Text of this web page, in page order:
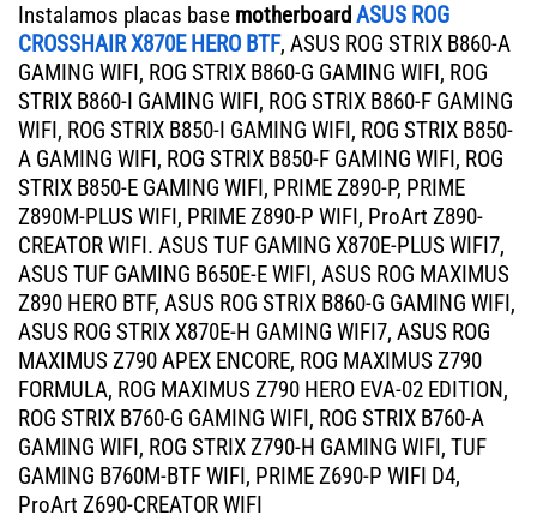
Instalamos placas base motherboardASUS ROG
CROSSHAIR X870E HERO BTF, ASUS ROG STRIX B860-A
GAMING WIFI, ROG STRIX B860-G GAMING WIFI, ROG
STRIX B860-I GAMING WIFI, ROG STRIX B860-F GAMING
WIFI, ROG STRIX B850-I GAMING WIFI, ROG STRIX B850-
A GAMING WIFI, ROG STRIX B850-F GAMING WIFI, ROG
STRIX B850-E GAMING WIFI, PRIME Z890-P, PRIME
Z890M-PLUS WIFI, PRIME Z890-P WIFI, ProArt Z890-
CREATOR WIFI. ASUS TUF GAMING X870E-PLUS WIFI7,
ASUS TUF GAMING B650E-E WIFI, ASUS ROG MAXIMUS
Z890 HERO BTF, ASUS ROG STRIX B860-G GAMING WIFI,
ASUS ROG STRIX X870E-H GAMING WIFI7, ASUS ROG
MAXIMUS Z790 APEX ENCORE, ROG MAXIMUS Z790
FORMULA, ROG MAXIMUS Z790 HERO EVA-02 EDITION,
ROG STRIX B760-G GAMING WIFI, ROG STRIX B760-A
GAMING WIFI, ROG STRIX Z790-H GAMING WIFI, TUF
GAMING B760M-BTF WIFI, PRIME Z690-P WIFI D4,
ProArt Z690-CREATOR WIFI